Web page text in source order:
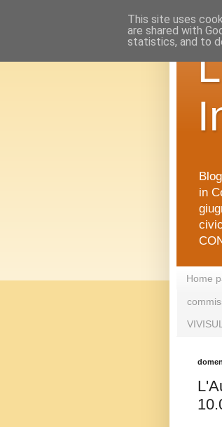
in
Home
This site uses
are shared with
statistics, and to